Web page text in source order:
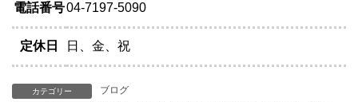
電話番号04-7197-5090
定休日 日、金、祝
カテゴリー ブログ